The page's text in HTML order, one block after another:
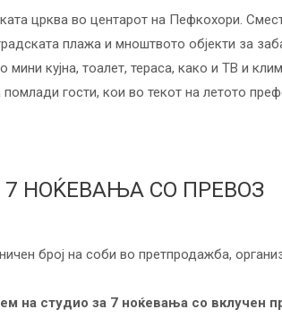
црква во центарот на Пефкохори.
плажа и мноштвото објекти за
мини кујна, тоалет, тераса, како и ТВ и
гости, кои во текот на летото
НОЌЕВАЊА СО ПРЕВОЗ
број на соби во претпродажба,
на студио за 7 ноќевања со вклучен